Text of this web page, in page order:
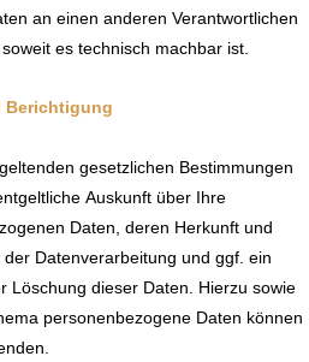
an einen anderen Verantwortlichen
es technisch machbar ist.
Berichtigung
gesetzlichen Bestimmungen
Auskunft über Ihre
Daten, deren Herkunft und
Datenverarbeitung und ggf. ein
Löschung dieser Daten. Hierzu sowie
personenbezogene Daten können